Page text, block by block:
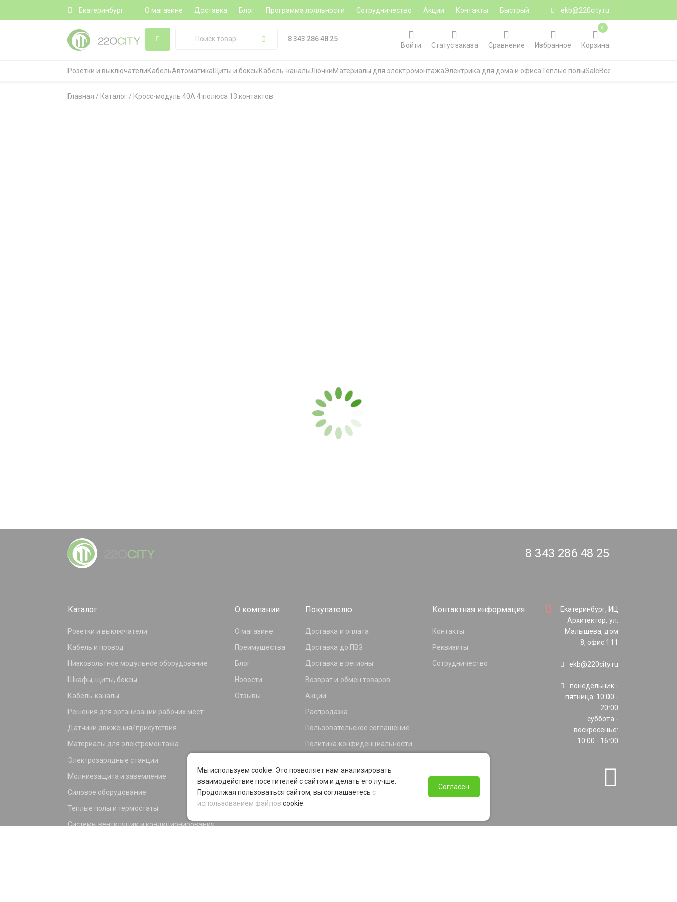
Екатеринбург О магазине Доставка Блог Программа лояльности Сотрудничество Акции Контакты
Быстрый
заказ
ekb@220city.ru
8 343 286 48 25
Войти
Статус заказа Сравнение Избранное Корзина
0
Розетки и выключателиКабельАвтоматика Щиты и боксыКабель-каналыЛючкиМатериалы для электромонтажаЭлектрика для дома и офисаТеплые полыSaleВсе категории
Главная / Каталог / Кросс-модуль 40A 4 полюса 13 контактов
8 343 286 48 25
Каталог
Розетки и выключатели
Кабель и провод
Низковольтное модульное оборудование
Шкафы, щиты, боксы
Кабель-каналы
Решения для организации рабочих мест
Датчики движения/присутствия
Материалы для электромонтажа
Электрозарядные станции
Молниезащита и заземление
Силовое оборудование
Теплые полы и термостаты
Системы вентиляции и кондиционирования
О компании
О магазине
Преимущества
Блог
Новости
Отзывы
Покупателю
Доставка и оплата
Доставка до ПВЗ
Доставка в регионы
Возврат и обмен товаров
Акции
Распродажа
Пользовательское соглашение
Политика конфиденциальности
Программа лояльности
Контактная информация
Контакты
Реквизиты
Сотрудничество
Екатеринбург, ИЦ
Архитектор, ул.
Малышева, дом
8, офис 111
ekb@220city.ru
понедельник -
пятница: 10:00 -
20:00
суббота -
воскресенье:
10:00 - 16:00
Мы используем cookie. Это позволяет нам анализировать
взаимодействие посетителей с сайтом и делать его лучше.
Продолжая пользоваться сайтом, вы соглашаетесь с
использованием файлов cookie.
Согласен